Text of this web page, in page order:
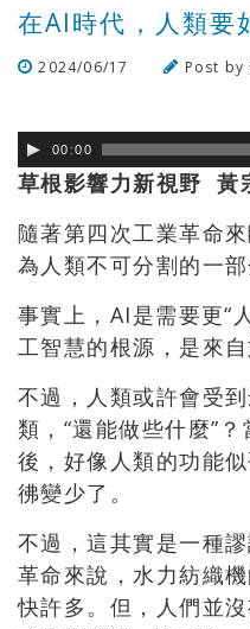
在AI時代，人類要
2024/06/17 Post by
00:00
草根影響力新視野 黃
隨著第四次工業革命
為人類不可分割的一部
事實上，AI是需要更“
工智慧的根源， 是來自
不過，人類或許會受
類，“還能做些什麼”
後， 好像人類的功能
彿變少了。
不過，這其實是一種
革命來說，水力紡織
快許多。但， 人們並